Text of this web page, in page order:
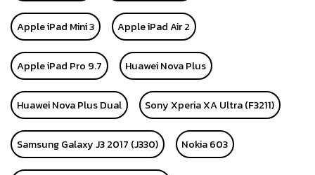
Apple iPad Mini 3 Apple iPad Air 2
Apple iPad Pro 9.7 Huawei Nova Plus
Huawei Nova Plus Dual Sony Xperia XA Ultra (F3211)
Samsung Galaxy J3 2017 (J330) Nokia 603